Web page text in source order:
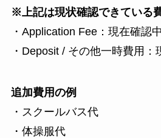
※上記は現状確認できている
・Application Fee：現在確認中
・Deposit / その他一時費用：
追加費用の例
・スクールバス代
・体操服代